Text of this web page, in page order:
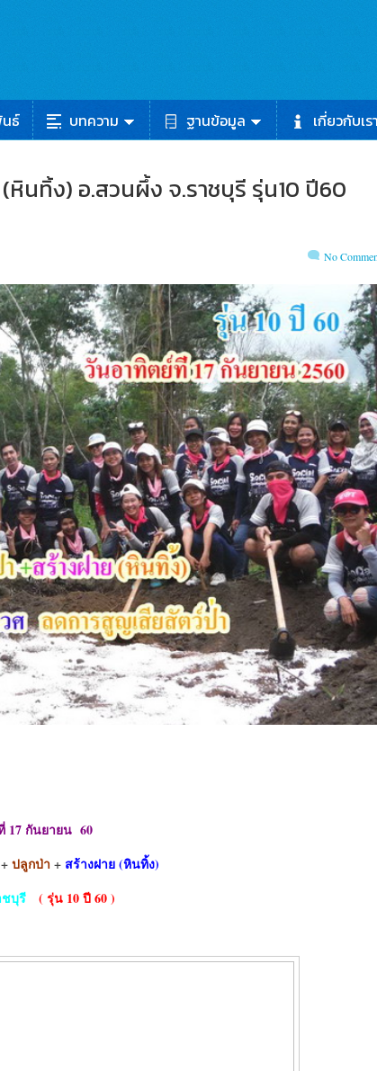
ธ์ บทความ ฐานข้อมูล เกี่ยวกับเร
นทิ้ง) อ.สวนผึ้ง จ.ราชบุรี รุ่น10 ปี60
No
17 กันยายน 60
+ปลูกป่า + สร้างฝาย (หินทิ้ง)
บุรี ( รุ่น 10 ปี 60 )